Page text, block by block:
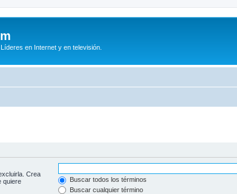
en Internet y en televisión.
Crea
quiere
Buscar todos los términos
Buscar cualquier término